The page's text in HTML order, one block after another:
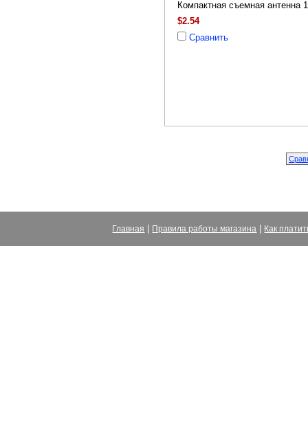
Компактная съемная антенна
$2.54
Сравнить
Главная Правила работы магазина Как